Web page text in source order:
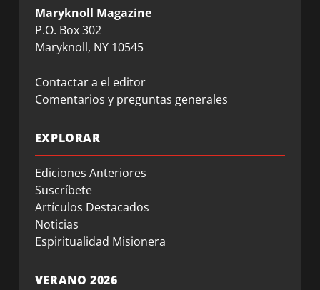
Maryknoll Magazine
P.O. Box 302
Maryknoll, NY 10545
Contactar a el editor
Comentarios y preguntas generales
EXPLORAR
Ediciones Anteriores
Suscríbete
Artículos Destacados
Noticias
Espiritualidad Misionera
VERANO 2026